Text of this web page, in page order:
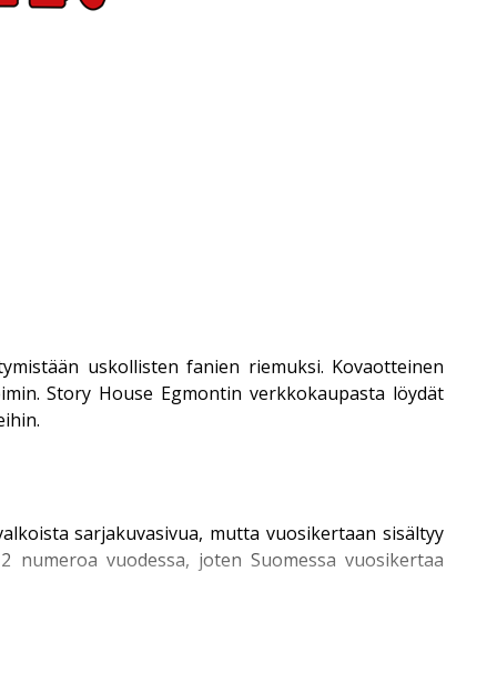
uskollisten fanien riemuksi. Kovaotteinen
Story House Egmontin verkkokaupasta löydät
sarjakuvasivua, mutta vuosikertaan sisältyy
vuodessa, joten Suomessa vuosikertaa